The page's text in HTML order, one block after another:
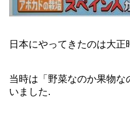
日本にやってきたのは大正
当時は「野菜なのか果物な
いました.